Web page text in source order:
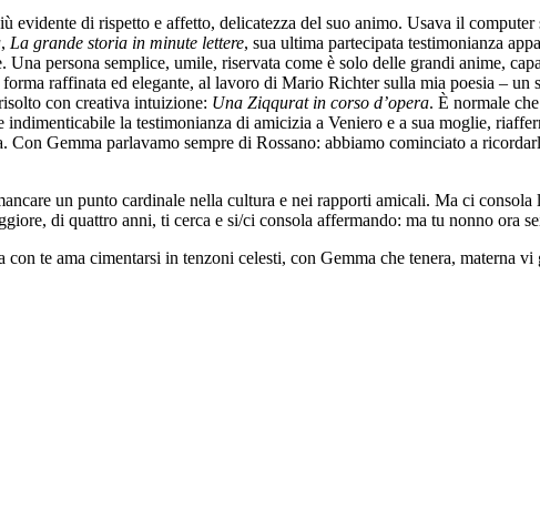
di rispetto e affetto, delicatezza del suo animo. Usava il
, La grande storia in minute lettere, sua ultima partecipata testimonianza
persona semplice, umile, riservata come è solo delle grandi anime,
raffinata ed elegante, al lavoro di Mario Richter sulla mia poesia –
con creativa intuizione: Una Ziqqurat in corso d’opera. È normale
la testimonianza di amicizia a Veniero e a sua moglie,
Gemma parlavamo sempre di Rossano: abbiamo cominciato a
un punto cardinale nella cultura e nei rapporti amicali. Ma ci consola
di quattro anni, ti cerca e si/ci consola affermando: ma tu nonno ora
te ama cimentarsi in tenzoni celesti, con Gemma che tenera, materna vi